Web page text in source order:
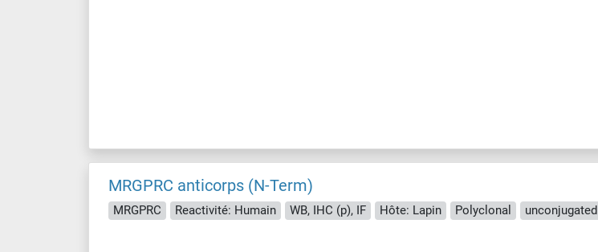
MRGPRC anticorps (N-Term)
MRGPRC Reactivité: Humain WB, IHC (p), IF Hôte: Lapin Polyclonal unconjugated